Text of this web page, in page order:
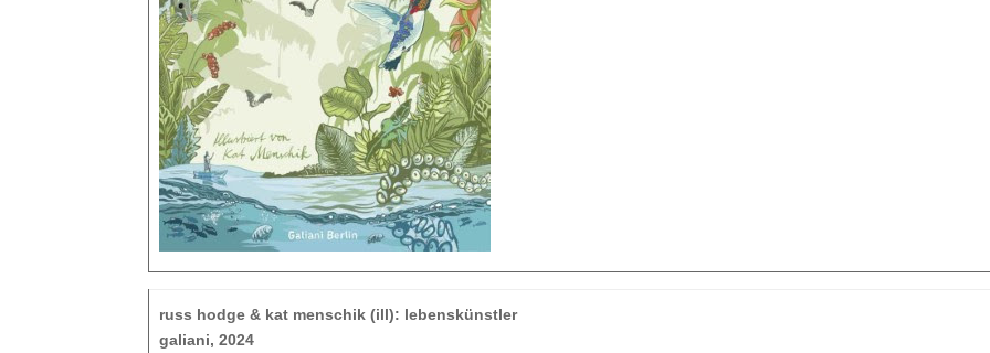
russ hodge & kat menschik (ill): lebenskünstler
galiani, 2024